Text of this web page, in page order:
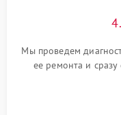
Мы проведем
ее ремонта и